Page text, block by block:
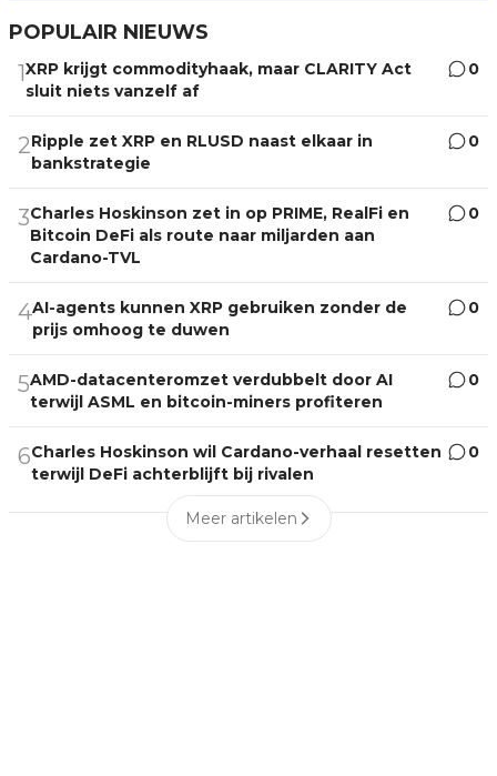
POPULAIR NIEUWS
1XRP krijgt commodityhaak, maar CLARITY Act
sluit niets vanzelf af
0
2Ripple zet XRP en RLUSD naast elkaar in
bankstrategie
0
3Charles Hoskinson zet in op PRIME, RealFi en
Bitcoin DeFi als route naar miljarden aan
Cardano-TVL
0
4AI-agents kunnen XRP gebruiken zonder de
prijs omhoog te duwen
0
5AMD-datacenteromzet verdubbelt door AI
terwijl ASML en bitcoin-miners profiteren
0
6Charles Hoskinson wil Cardano-verhaal resetten
terwijl DeFi achterblijft bij rivalen
0
Meer artikelen